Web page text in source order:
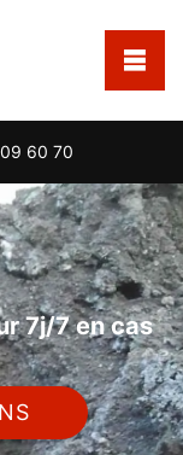
60 70
7j/7 en cas